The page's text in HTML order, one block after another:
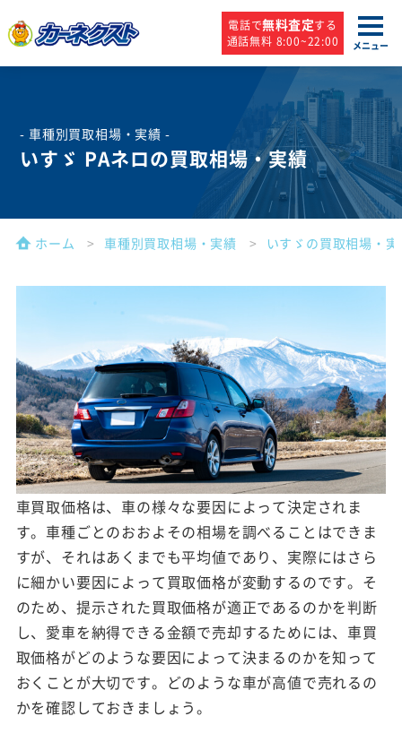
電話で無料査定する
通話無料 8:00~22:00
メニュー
- 車種別買取相場・実績 -
いすゞ PAネロの買取相場・実績
ホーム 車種別買取相場・実績 いすゞの買取相場・
車買取価格は、車の様々な要因によって決定されま
す。車種ごとのおおよその相場を調べることはできま
すが、それはあくまでも平均値であり、実際にはさら
に細かい要因によって買取価格が変動するのです。そ
のため、提示された買取価格が適正であるのかを判断
し、愛車を納得できる金額で売却するためには、車買
取価格がどのような要因によって決まるのかを知って
おくことが大切です。どのような車が高値で売れるの
かを確認しておきましょう。